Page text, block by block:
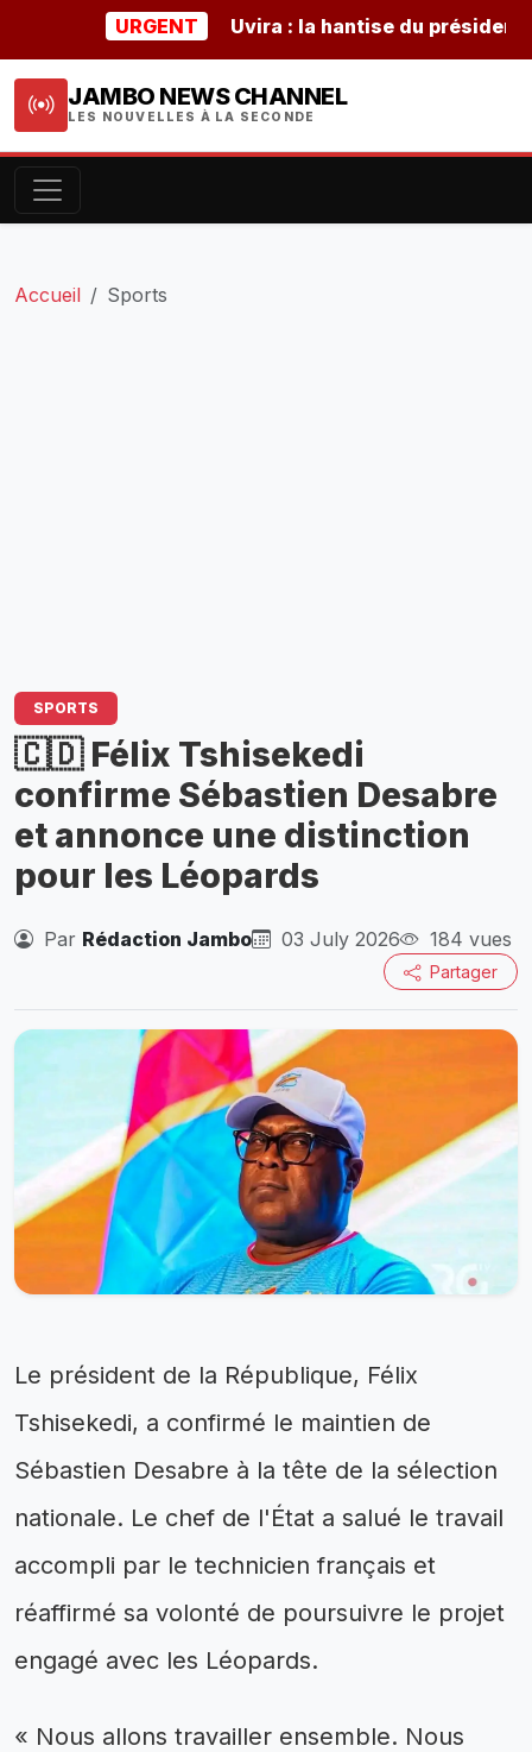
URGENT Uvira : la hantise du président
JAMBO NEWS CHANNEL
LES NOUVELLES À LA SECONDE
Accueil Sports
SPORTS
🇨🇩 Félix Tshisekedi
confirme Sébastien Desabre
et annonce une distinction
pour les Léopards
Par Rédaction Jambo 03 July 2026 184 vues
Partager
Le président de la République, Félix
Tshisekedi, a confirmé le maintien de
Sébastien Desabre à la tête de la sélection
nationale. Le chef de l'État a salué le travail
accompli par le technicien français et
réaffirmé sa volonté de poursuivre le projet
engagé avec les Léopards.
« Nous allons travailler ensemble. Nous